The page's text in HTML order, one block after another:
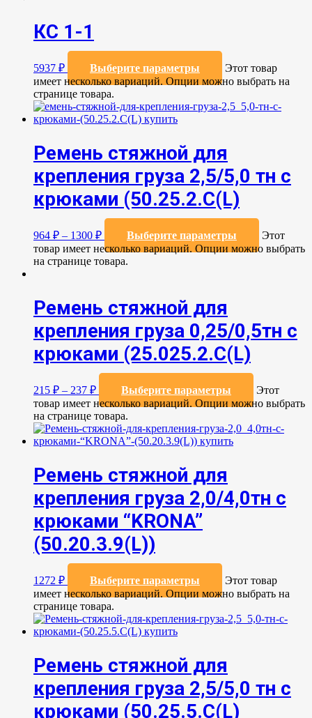
КС 1-1
5937 ₽ Выберите параметры
Этот товар
имеет несколько вариаций. Опции можно выбрать на
странице товара.
Ремень стяжной для
крепления груза 2,5/5,0 тн с
крюками (50.25.2.C(L)
964 ₽ – 1300 ₽ Выберите параметры
Этот
товар имеет несколько вариаций. Опции можно выбрать
на странице товара.
Ремень стяжной для
крепления груза 0,25/0,5тн с
крюками (25.025.2.С(L)
215 ₽ – 237 ₽ Выберите параметры
Этот
товар имеет несколько вариаций. Опции можно выбрать
на странице товара.
Ремень стяжной для
крепления груза 2,0/4,0тн с
крюками “KRONA”
(50.20.3.9(L))
1272 ₽ Выберите параметры
Этот товар
имеет несколько вариаций. Опции можно выбрать на
странице товара.
Ремень стяжной для
крепления груза 2,5/5,0 тн с
крюками (50.25.5.C(L)